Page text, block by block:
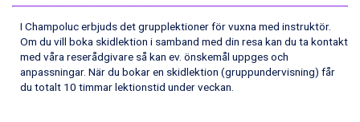
Sauze dOulx från 6.145 kr.
Alleghe från 8.545 kr.
Bad Gastein från 6.295 kr.
Arabba från 11.045 kr.
La Thuile från 7.045 kr.
I Champoluc erbjuds det grupplektioner för vuxna med instruktör.
Om du vill boka skidlektion i samband med din resa kan du ta kontakt
med våra reserådgivare så kan ev. önskemål uppges och
anpassningar. När du bokar en skidlektion (gruppundervisning) får
du totalt 10 timmar lektionstid under veckan.